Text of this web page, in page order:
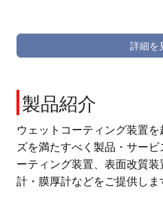
詳細を
製品紹介
ウェットコーティング装置
ズを満たすべく製品・サー
ーティング装置、表面改質
計・膜厚計などをご提供しま